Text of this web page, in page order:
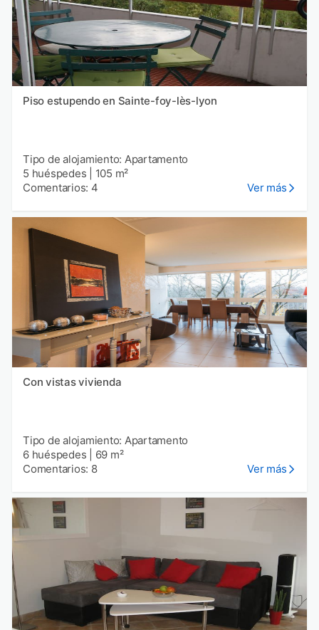
Piso estupendo en Sainte-foy-lès-lyon
Tipo de alojamiento: Apartamento
5 huéspedes
105 m²
Comentarios: 4
Ver más
Con vistas vivienda
Tipo de alojamiento: Apartamento
6 huéspedes
69 m²
Comentarios: 8
Ver más